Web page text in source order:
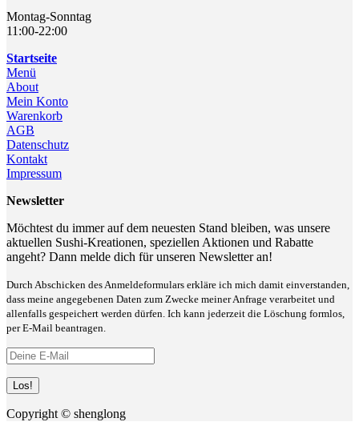
Montag-Sonntag
11:00-22:00
Startseite
Menü
About
Mein Konto
Warenkorb
AGB
Datenschutz
Kontakt
Impressum
Newsletter
Möchtest du immer auf dem neuesten Stand bleiben, was unsere
aktuellen Sushi-Kreationen, speziellen Aktionen und Rabatte
angeht? Dann melde dich für unseren Newsletter an!
Durch Abschicken des Anmeldeformulars erkläre ich mich damit einverstanden,
dass meine angegebenen Daten zum Zwecke meiner Anfrage verarbeitet und
allenfalls gespeichert werden dürfen. Ich kann jederzeit die Löschung formlos,
per E-Mail beantragen.
Copyright © shenglong